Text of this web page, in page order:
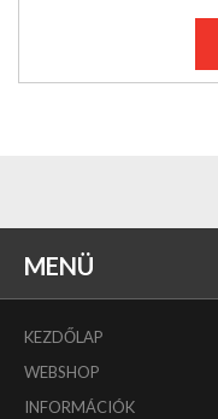
MENÜ
KEZDŐLAP
WEBSHOP
INFORMÁCIÓK